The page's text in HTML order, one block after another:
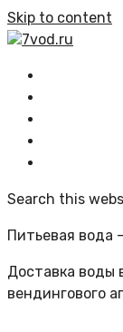
Skip to content
7vod.ru
Search this
Питьевая вода
Доставка воды
вендингового